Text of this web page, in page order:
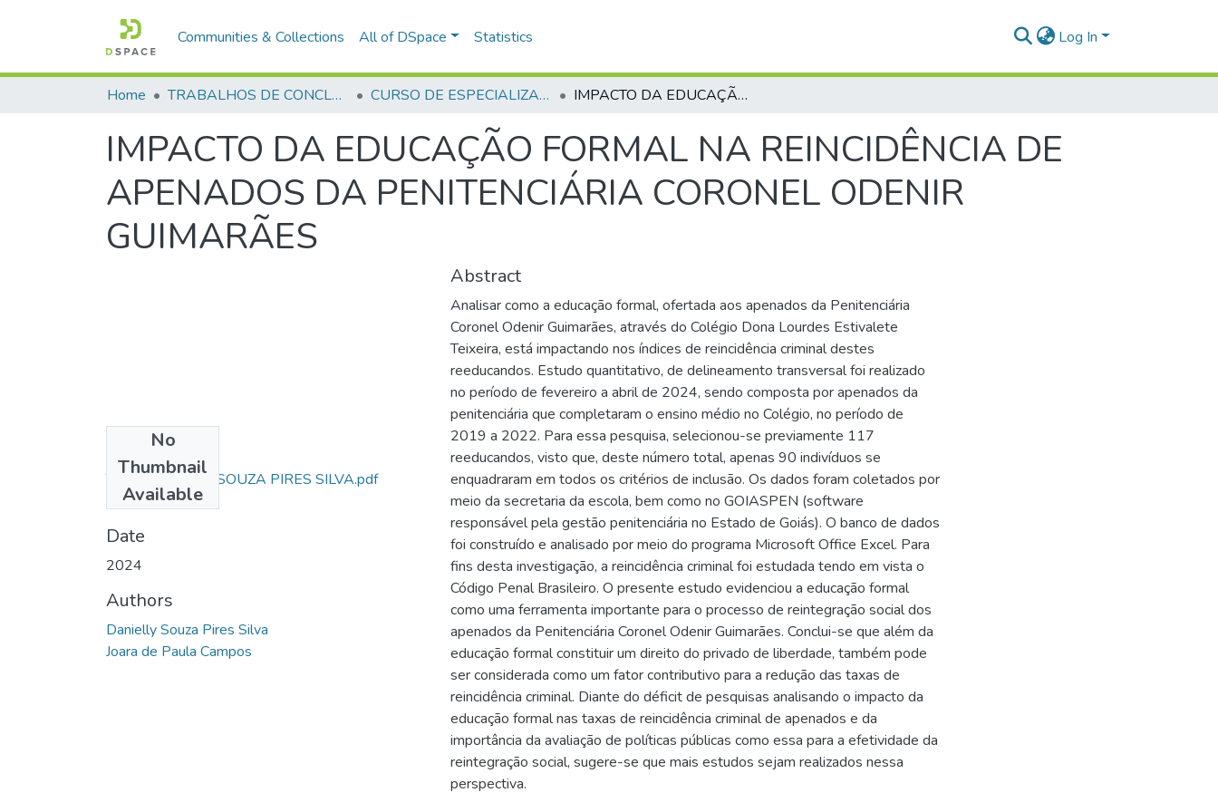
Communities & Collections All of DSpace Statistics Log In
Home TRABALHOS DE CONCLUSÃO DE CURSO - CEGESP (CURSO DE ESPECIALIZAÇÃO EM GERENCIAMENTO EM SEGURANÇA PÚBLICA) CURSO DE ESPECIALIZAÇÃO EM GERENCIAMENTO EM SEGURANÇA PÚBLICA - CEGESP - 2024 IMPACTO DA EDUCAÇÃO FORMAL NA REINCIDÊNCIA DE APENADOS DA PENITENCIÁRIA CORONEL ODENIR GUIMARÃES
IMPACTO DA EDUCAÇÃO FORMAL NA REINCIDÊNCIA DE
APENADOS DA PENITENCIÁRIA CORONEL ODENIR
GUIMARÃES
No
Thumbnail
Available
TCC - DANIELLY SOUZA PIRES SILVA.pdf
(358.14 KB)
Date
2024
Authors
Danielly Souza Pires Silva
Joara de Paula Campos
Abstract
Analisar como a educação formal, ofertada aos apenados da Penitenciária
Coronel Odenir Guimarães, através do Colégio Dona Lourdes Estivalete
Teixeira, está impactando nos índices de reincidência criminal destes
reeducandos. Estudo quantitativo, de delineamento transversal foi realizado
no período de fevereiro a abril de 2024, sendo composta por apenados da
penitenciária que completaram o ensino médio no Colégio, no período de
2019 a 2022. Para essa pesquisa, selecionou-se previamente 117
reeducandos, visto que, deste número total, apenas 90 indivíduos se
enquadraram em todos os critérios de inclusão. Os dados foram coletados por
meio da secretaria da escola, bem como no GOIASPEN (software
responsável pela gestão penitenciária no Estado de Goiás). O banco de dados
foi construído e analisado por meio do programa Microsoft Office Excel. Para
fins desta investigação, a reincidência criminal foi estudada tendo em vista o
Código Penal Brasileiro. O presente estudo evidenciou a educação formal
como uma ferramenta importante para o processo de reintegração social dos
apenados da Penitenciária Coronel Odenir Guimarães. Conclui-se que além da
educação formal constituir um direito do privado de liberdade, também pode
ser considerada como um fator contributivo para a redução das taxas de
reincidência criminal. Diante do déficit de pesquisas analisando o impacto da
educação formal nas taxas de reincidência criminal de apenados e da
importância da avaliação de políticas públicas como essa para a efetividade da
reintegração social, sugere-se que mais estudos sejam realizados nessa
perspectiva.